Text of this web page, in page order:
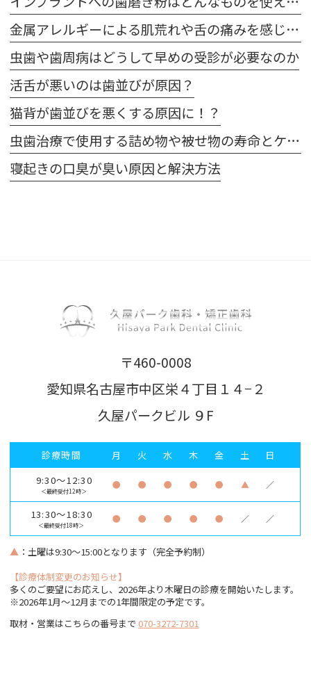
金属アレルギーによる肌荒れや舌の痛みを感じた場合は注意が必要です
虫歯や歯周病はどうして早めの受診が必要なのか
活舌が悪いのは歯並びが原因？
猫背が歯並びを悪くする原因に！？
虫歯治療で使用する詰め物や被せ物の寿命とケア方法
寝起きの口臭が臭い原因と解決方法
〒460-0008
愛知県名古屋市中区栄４丁目１４−２
久屋パークビル ９F
診療時間 月 火 水 木 金 土
日
9:30～12:30
＜最終受付12時＞
● ● ● ● ● ▲ ／
13:30～18:30
＜最終受付18時＞
● ● ● ● ● ／ ／
▲ ：土曜は9:30～15:00となります（完全予約制）
【診療体制変更のお知らせ】
多くのご要望にお応えし、2026年より木曜日の診療を開始いたします。
※2026年1月〜12月までの1年間限定の予定です。
取材・営業はこちらの番号まで 070-3272-7301